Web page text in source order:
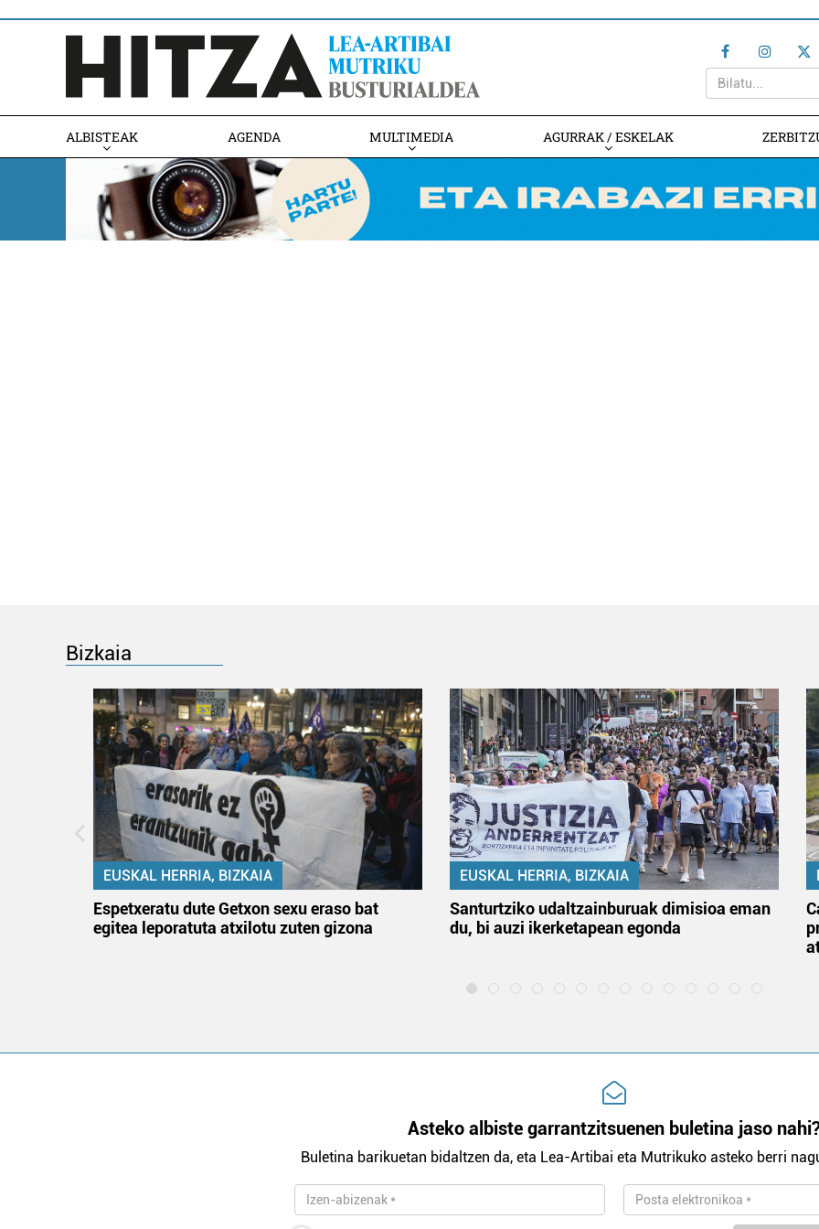
ALBISTEAK AGENDA MULTIMEDIA AGURRAK / ESKELAK
Bizkaia
EUSKAL HERRIA, BIZKAIA
Espetxeratu dute Getxon sexu eraso bat
egitea leporatuta atxilotu zuten gizona
EUSKAL HERRIA, BIZKAIA
Santurtziko udaltzainburuak dimisioa eman
du, bi auzi ikerketapean egonda
Asteko albiste garrantzitsuenen buletina jaso
Buletina barikuetan bidaltzen da, eta Lea-Artibai eta Mutrikuko asteko berri